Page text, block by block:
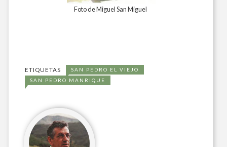
Foto de Miguel San Miguel
ETIQUETAS
SAN PEDRO EL VIEJO
SAN PEDRO MANRIQUE